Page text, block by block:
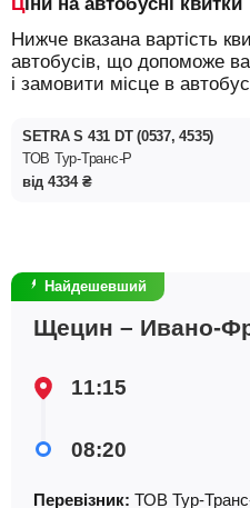
Нижче вказана вартість квитків на різні типи
автобусів, що допоможе
і замовити місце в
SETRA S 431 DT (0537, 4535)
ТОВ Тур-Транс-Р
від 4334 ₴
Найдешевший
Щецин – Ивано-
11:15
08:20
Перевізник: ТОВ Тур-